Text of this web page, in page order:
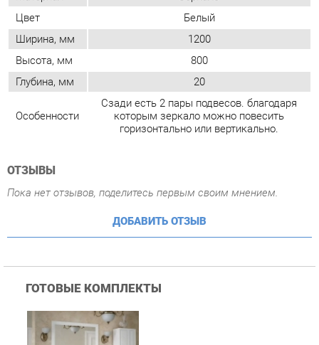
Особенности
Сзади есть 2 пары подвесов. благодаря
которым зеркало можно повесить
горизонтально или вертикально.
ОТЗЫВЫ
Пока нет отзывов, поделитесь первым своим мнением.
ДОБАВИТЬ ОТЗЫВ
Комплект мебели для
ванной Corozo Corozo
Класика 120 Белый